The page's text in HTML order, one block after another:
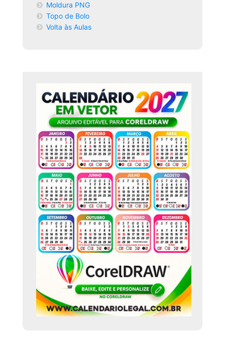
Moldura PNG
Topo de Bolo
Volta às Aulas